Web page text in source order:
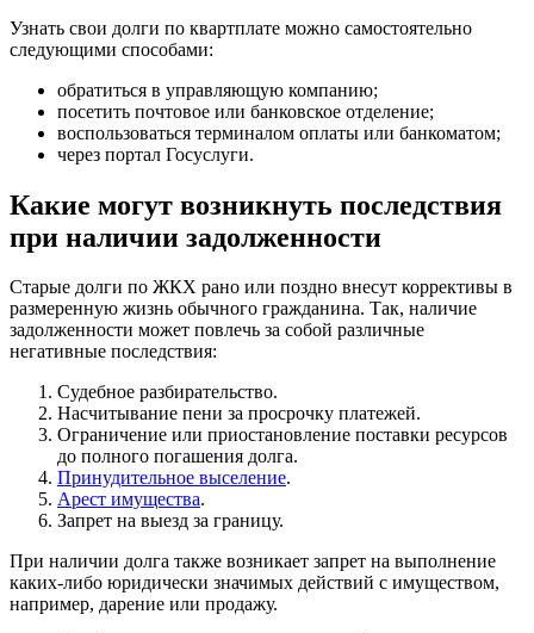
Узнать свои долги по квартплате можно самостоятельно
следующими способами:
обратиться в управляющую компанию;
посетить почтовое или банковское отделение;
воспользоваться терминалом оплаты или банкоматом;
через портал Госуслуги.
Какие могут возникнуть последствия
при наличии задолженности
Старые долги по ЖКХ рано или поздно внесут коррективы в
размеренную жизнь обычного гражданина. Так, наличие
задолженности может повлечь за собой различные
негативные последствия:
Судебное разбирательство.
Насчитывание пени за просрочку платежей.
Ограничение или приостановление поставки ресурсов
до полного погашения долга.
Принудительное выселение.
Арест имущества.
Запрет на выезд за границу.
При наличии долга также возникает запрет на выполнение
каких-либо юридически значимых действий с имуществом,
например, дарение или продажу.